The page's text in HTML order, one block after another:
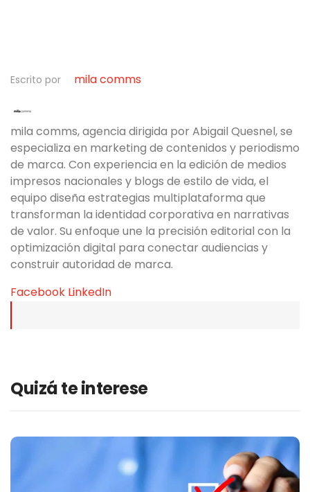
Escrito por mila comms
mila comms, agencia dirigida por Abigail Quesnel, se
especializa en marketing de contenidos y periodismo
de marca. Con experiencia en la edición de medios
impresos nacionales y blogs de estilo de vida, el
equipo diseña estrategias multiplataforma que
transforman la identidad corporativa en narrativas
de valor. Su enfoque une la precisión editorial con la
optimización digital para conectar audiencias y
construir autoridad de marca.
Facebook LinkedIn
Quizá te interese